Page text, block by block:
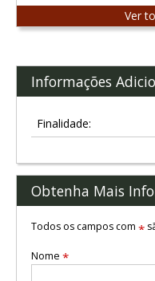
Ver
Informações
Finalidade:
Obtenha Mais
Todos os campos com *
Nome *